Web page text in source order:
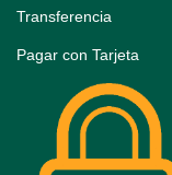
Transferencia
Pagar con Tarjeta